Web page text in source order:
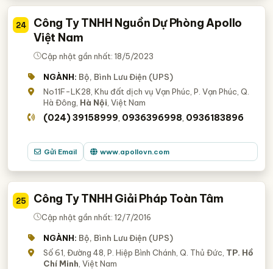
24
Công Ty TNHH Nguồn Dự Phòng Apollo
Việt Nam
Cập nhật gần nhất: 18/5/2023
NGÀNH: Bộ, Bình Lưu Điện (UPS)
No11F-LK28, Khu đất dịch vụ Vạn Phúc, P. Vạn Phúc, Q.
Hà Đông, Hà Nội, Việt Nam
(024) 39158999, 0936396998, 0936183896
Gửi Email www.apollovn.com
25 Công Ty TNHH Giải Pháp Toàn Tâm
Cập nhật gần nhất: 12/7/2016
NGÀNH: Bộ, Bình Lưu Điện (UPS)
Số 61, Đường 48, P. Hiệp Bình Chánh, Q. Thủ Đức, TP. Hồ
Chí Minh, Việt Nam